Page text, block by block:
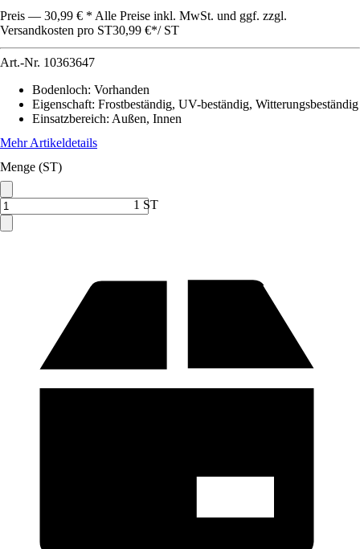
Preis — 30,99 € * Alle Preise inkl. MwSt. und ggf. zzgl.
Versandkosten pro ST30,99 €*/ ST
Art.-Nr. 10363647
Bodenloch: Vorhanden
Eigenschaft: Frostbeständig, UV-beständig, Witterungsbeständig
Einsatzbereich: Außen, Innen
Mehr Artikeldetails
Menge (ST)
1 ST